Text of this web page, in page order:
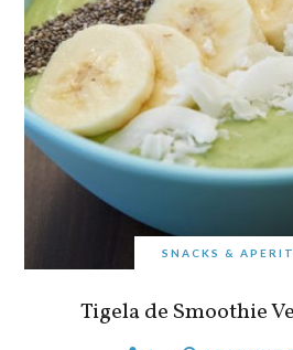
SNACKS &
Tigela de Smoothie